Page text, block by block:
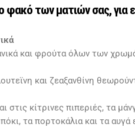
φακό των ματιών σας, για
και φρούτα όλων των
και ζεαξανθίνη
στις κίτρινες πιπεριές, τα
τα πορτοκάλια και τα αυγά